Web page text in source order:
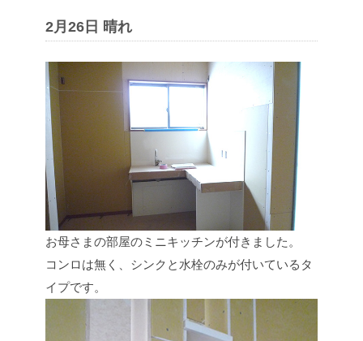
2月26日 晴れ
お母さまの部屋のミニキッチンが付きました。
コンロは無く、シンクと水栓のみが付いているタ
イプです。